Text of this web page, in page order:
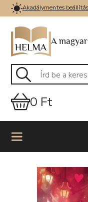
Akadálymentes
A
0 Ft